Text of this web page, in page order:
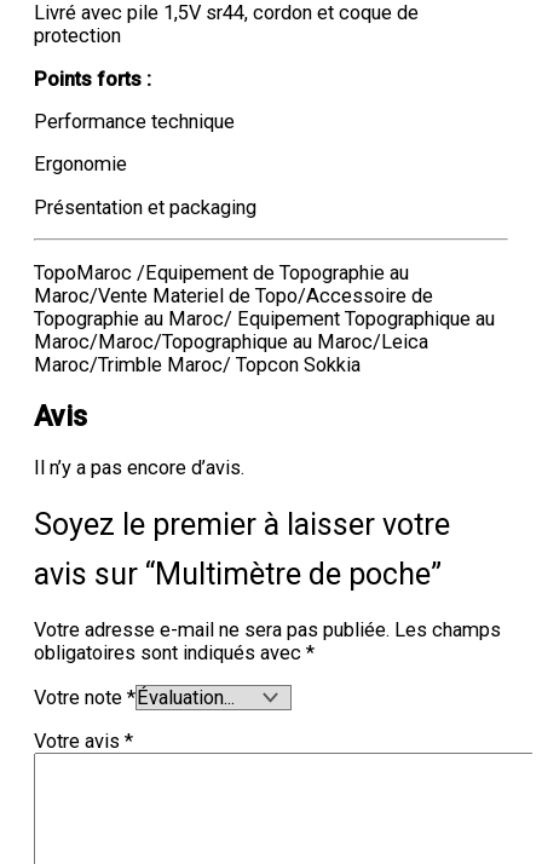
Livré avec pile 1,5V sr44, cordon et coque de
protection
Points forts :
Performance technique
Ergonomie
Présentation et packaging
TopoMaroc /Equipement de Topographie au
Maroc/Vente Materiel de Topo/Accessoire de
Topographie au Maroc/ Equipement Topographique au
Maroc/Maroc/Topographique au Maroc/Leica
Maroc/Trimble Maroc/ Topcon Sokkia
Avis
Il n’y a pas encore d’avis.
Soyez le premier à laisser votre
avis sur “Multimètre de poche”
Votre adresse e-mail ne sera pas publiée. Les champs
obligatoires sont indiqués avec *
Votre note *
Votre avis *